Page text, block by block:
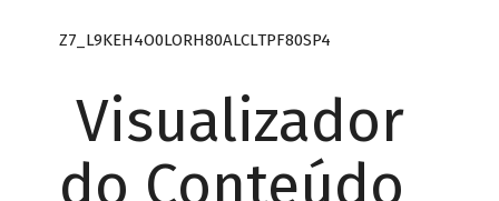
Z7_L9KEH4O0LORH80ALCLTPF80SP4
Visualizador
do Conteúdo